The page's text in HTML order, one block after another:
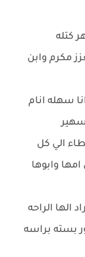
كتله
مكرم وابن
سهله انام
سهير
الي كل
وابوها
الها الراحه
بسته براسه